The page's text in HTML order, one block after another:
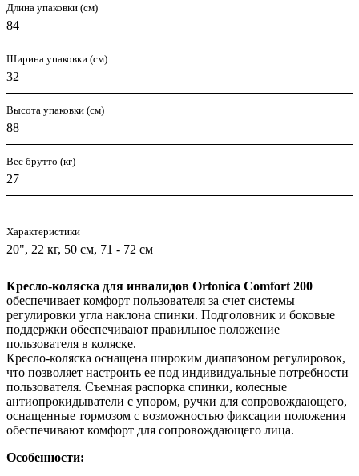
Длина упаковки (см)
84
Ширина упаковки (см)
32
Высота упаковки (см)
88
Вес брутто (кг)
27
Характеристики
20", 22 кг, 50 см, 71 - 72 см
Кресло-коляска для инвалидов Ortonica Comfort 200
обеспечивает комфорт пользователя за счет системы
регулировки угла наклона спинки. Подголовник и боковые
поддержки обеспечивают правильное положение
пользователя в коляске.
Кресло-коляска оснащена широким диапазоном регулировок,
что позволяет настроить ее под индивидуальные потребности
пользователя. Съемная распорка спинки, колесные
антиопрокидыватели с упором, ручки для сопровождающего,
оснащенные тормозом с возможностью фиксации положения
обеспечивают комфорт для сопровождающего лица.
Особенности: